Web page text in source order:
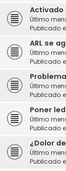
Activado
Último
Publicado
ARL se
Último
Publicado
Último
Publicado
Poner
Último
Publicado
¿Dolor
Último
Publicado